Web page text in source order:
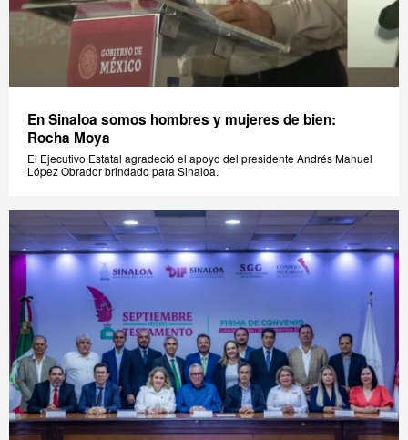
En Sinaloa somos hombres y mujeres de bien:
Rocha Moya
El Ejecutivo Estatal agradeció el apoyo del presidente Andrés Manuel
López Obrador brindado para Sinaloa.